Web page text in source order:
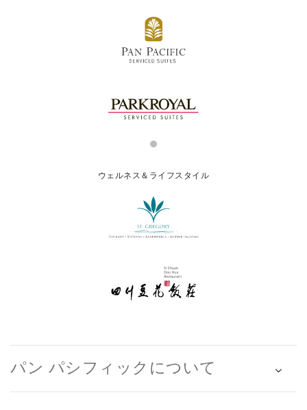
ウェルネス＆ライフスタイル
パン パシフィックについて